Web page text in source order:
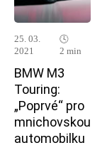
25. 03.
2021
🕓
2 min
BMW M3
Touring:
„Poprvé“ pro
mnichovskou
automobilku